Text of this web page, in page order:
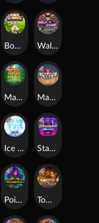
Manhattan Goes Wild
Starstruck
Poison Eve Tomb of Nefertiti
Mayan Magic Wildfire
Bonus Bunnies Walk of Shame
Ice Ice Yeti